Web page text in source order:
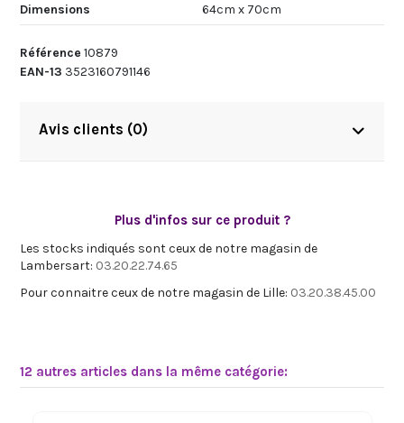
Dimensions 64cm x 70cm
Référence 10879
EAN-13 3523160791146
Avis clients (0)
Plus d'infos sur ce produit ?
Les stocks indiqués sont ceux de notre magasin de
Lambersart: 03.20.22.74.65
Pour connaitre ceux de notre magasin de Lille: 03.20.38.45.00
12 autres articles dans la même catégorie: